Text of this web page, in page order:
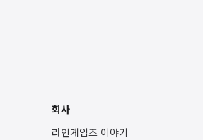
회사
라인게임즈 이야기